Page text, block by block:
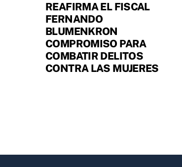
REAFIRMA EL FISCAL
FERNANDO
BLUMENKRON
COMPROMISO PARA
COMBATIR DELITOS
CONTRA LAS MUJERES